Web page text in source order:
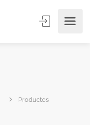
Productos